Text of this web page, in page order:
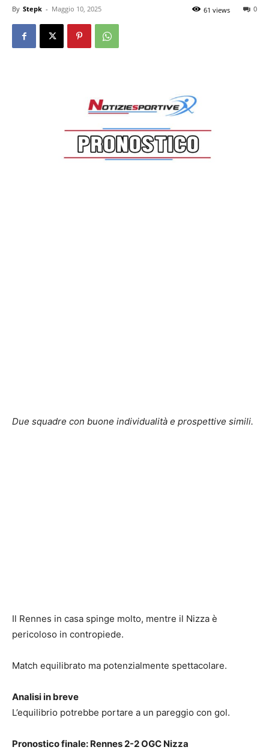
By Stepk - Maggio 10, 2025 0
61 views
Due squadre con buone individualità e prospettive simili.
Il Rennes in casa spinge molto, mentre il Nizza è
pericoloso in contropiede.
Match equilibrato ma potenzialmente spettacolare.
Analisi in breve
L’equilibrio potrebbe portare a un pareggio con gol.
Pronostico finale: Rennes 2-2 OGC Nizza